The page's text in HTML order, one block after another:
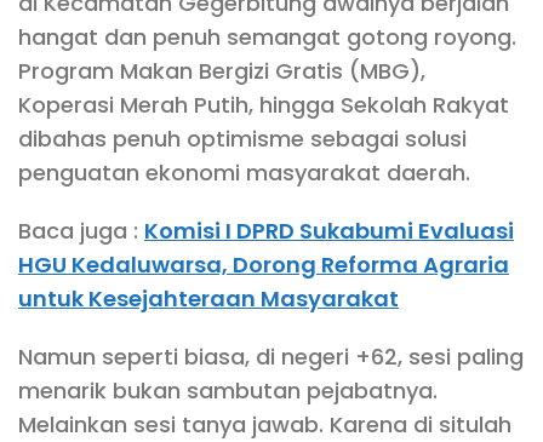
hangat dan penuh semangat gotong royong.
Program Makan Bergizi Gratis (MBG),
Koperasi Merah Putih, hingga Sekolah Rakyat
dibahas penuh optimisme sebagai solusi
penguatan ekonomi masyarakat daerah.
Baca juga : Komisi I DPRD Sukabumi Evaluasi
HGU Kedaluwarsa, Dorong Reforma Agraria
untuk Kesejahteraan Masyarakat
Namun seperti biasa, di negeri +62, sesi paling
menarik bukan sambutan pejabatnya.
Melainkan sesi tanya jawab. Karena di situlah